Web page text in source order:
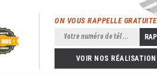
ON VOUS RAPPELLE
VOIR NOS